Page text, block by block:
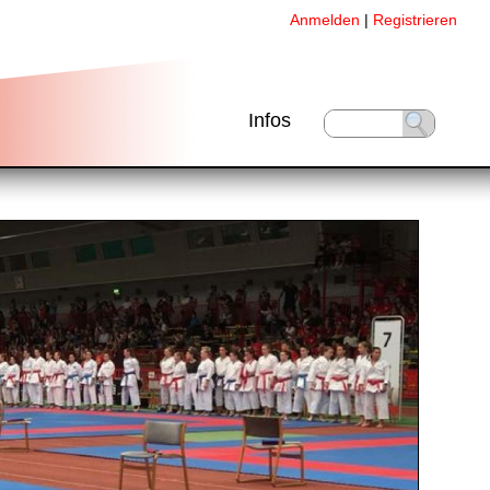
Anmelden | Registrieren
Infos